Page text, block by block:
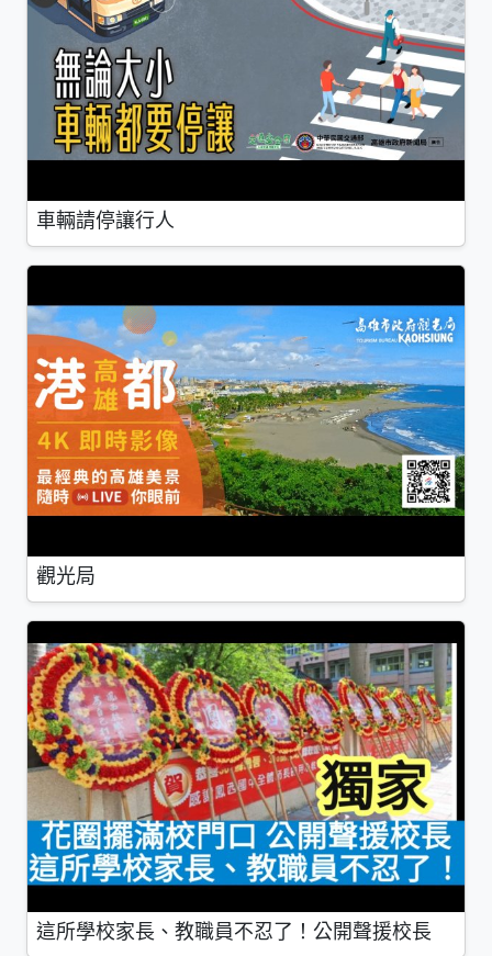
車輛請停讓行人
觀光局
這所學校家長、教職員不忍了！公開聲援校長